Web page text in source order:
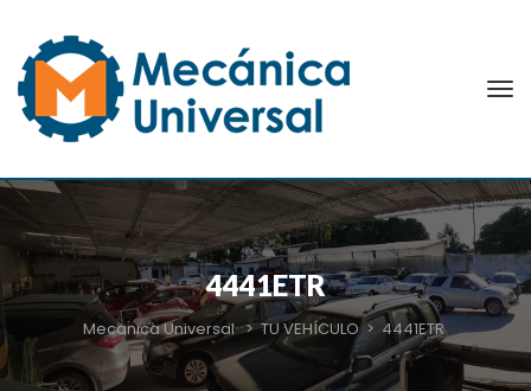
4441ETR
Mecanica Universal >TU VEHÍCULO> 4441ETR